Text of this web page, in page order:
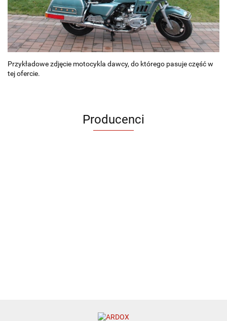
Przykładowe zdjęcie motocykla dawcy, do którego pasuje część w
tej ofercie.
Producenci